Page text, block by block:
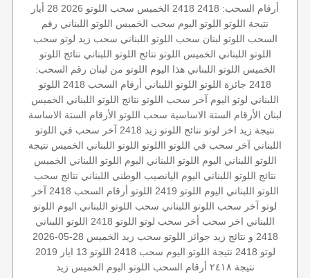
أرقام السحب: 2418
2418 الخميس
سحب اللوتو 2026 28 أيار
نتيجة اللوتو اللوتو اليوم سحب الخميس اللوتو اللبناني رقم
السحب اللوتو لبنان سحب اللوتو اللبناني سحب زيد لوتو سحب
اللوتو اللبناني الخميس اللوتو نتائج اللوتو اللبناني نتائج اللوتو
الخميس اللوتو اللبناني هذا اليوم اللوتو من لبنان رقم السحب:
2418 جائزة اللوتو اللوتو اللبناني أرقام السحب 2418
اللوتو
اللبناني لوتو اليوم آخر سحب اللوتو نتائج اللوتو اللبناني الخميس
لبنان الأرقام الستة الاساسية سحب اللوتو الأرقام الستة الاساسة
نتيجة زيد اخر لوتو نتائج اللوتو زيد 2418
آخر سحب في اللوتو
اللبناني آخر سحب في اللوتو االلوتو اللوتو اللبناني الخميس نتيجة
اللوتو اللبناني اليوم اللوتو اللبناني اليوم اللوتو اللبناني الخميس
نتائج اللوتو اللبناني اليوم اليانصيب الوطني اللبناني نتائج سحب
اللوتو اللبناني اليوم اللوتو 2419 اللوتو أرقام السحب 2418
آخر
لوتو آخر سحب اللوتو اللبناني سحب اللوتو اللبناني اليوم اللوتو
اللبناني اخر سحب أخر سحب لوتو اللوتو 2418
اللوتو اللبناني
2418 و نتائج زيد
جوائز اللوتو سحب زيد الخميس 28-05-2026
لوتو 2418
نتيجة اللوتو اليوم سحب 2418
اللوتو 13 ايار 2019
نتيجة ٢٤١٨
أرقام السحب اللوتو اليوم الخميس زيد